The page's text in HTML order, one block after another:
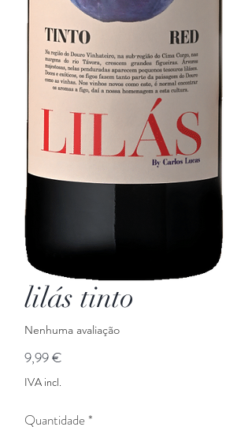
lilás tinto
Nenhuma avaliação
9,99 €
IVA incl.
Quantidade*